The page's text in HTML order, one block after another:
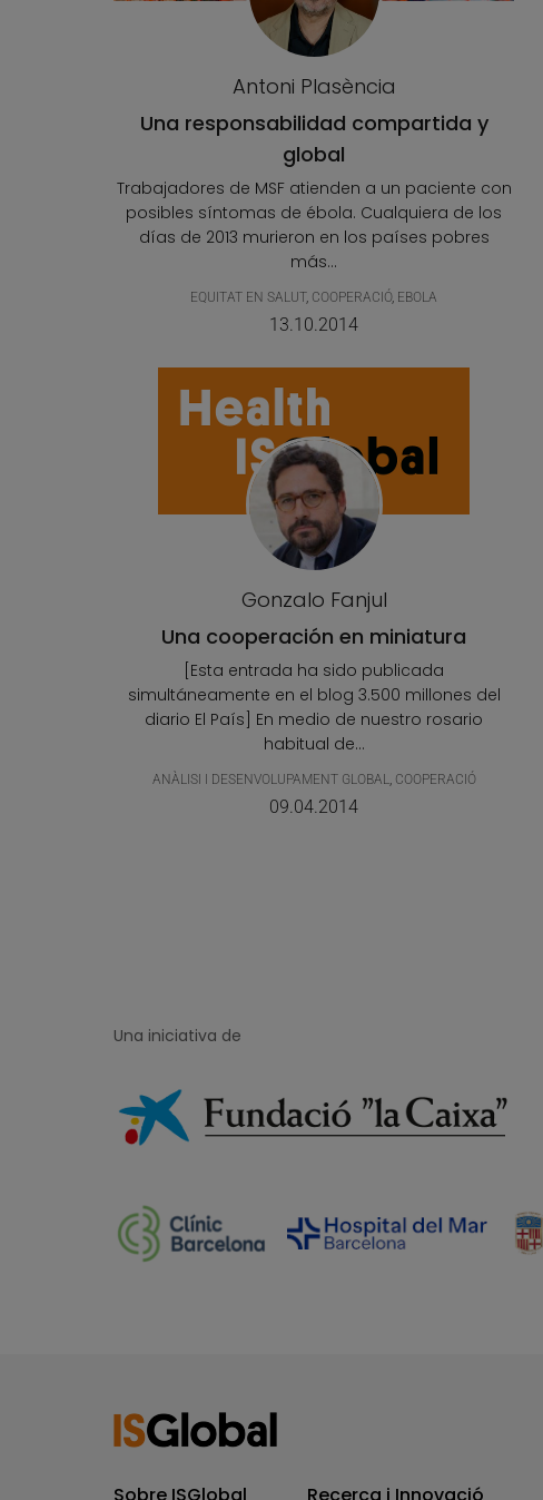
Antoni Plasència
Una responsabilidad compartida y
global
Trabajadores de MSF atienden a un paciente con
posibles síntomas de ébola. Cualquiera de los
días de 2013 murieron en los países pobres
más...
EQUITAT EN SALUT, COOPERACIÓ, EBOLA
13.10.2014
Gonzalo Fanjul
Una cooperación en miniatura
[Esta entrada ha sido publicada
simultáneamente en el blog 3.500 millones del
diario El País] En medio de nuestro rosario
habitual de...
ANÀLISI I DESENVOLUPAMENT GLOBAL, COOPERACIÓ
09.04.2014
Una iniciativa de
Sobre ISGlobal Recerca i Innovació